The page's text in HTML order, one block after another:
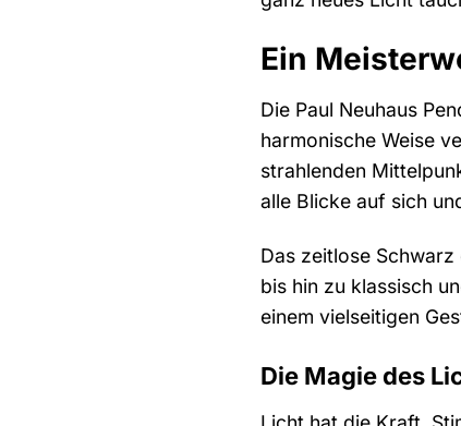
Ein
Die Paul Neuhaus
harmonische Weise
strahlenden
alle Blicke auf sich
Das zeitlose
bis hin zu klassisch
einem vielseitigen
Die Magie des